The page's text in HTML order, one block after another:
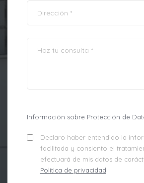
Información sobre Protección de
Declaro haber entendido la
facilitada y consiento el
efectuará de mis datos de
Política de privacidad.